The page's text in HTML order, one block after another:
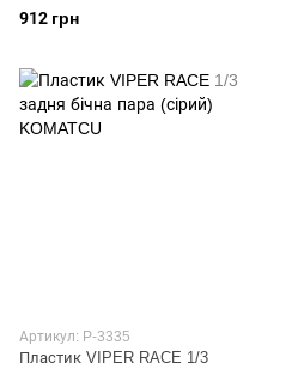
KOMATCU
912 грн
Артикул: P-3335
Пластик VIPER RACE 1/3